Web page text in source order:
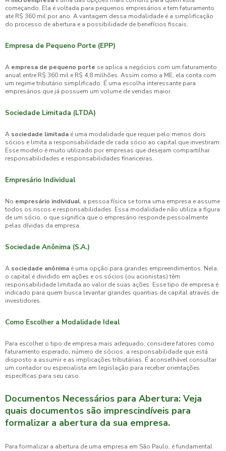
começando. Ela é voltada para pequenos empresários e tem faturamento
até R$ 360 mil por ano. A vantagem dessa modalidade é a simplificação
do processo de abertura e a possibilidade de benefícios fiscais.
Empresa de Pequeno Porte (EPP)
A empresa de pequeno porte se aplica a negócios com um faturamento
anual entre R$ 360 mil e R$ 4,8 milhões. Assim como a ME, ela conta com
um regime tributário simplificado. É uma escolha interessante para
empresários que já possuem um volume de vendas maior.
Sociedade Limitada (LTDA)
A sociedade limitada é uma modalidade que requer pelo menos dois
sócios e limita a responsabilidade de cada sócio ao capital que investiram.
Esse modelo é muito utilizado por empresas que desejam compartilhar
responsabilidades e responsabilidades financeiras.
Empresário Individual
No empresário individual, a pessoa física se torna uma empresa e assume
todos os riscos e responsabilidades. Essa modalidade não utiliza a figura
de um sócio, o que significa que o empresário responde pessoalmente
pelas dívidas da empresa.
Sociedade Anônima (S.A.)
A sociedade anônima é uma opção para grandes empreendimentos. Nela,
o capital é dividido em ações e os sócios (ou acionistas) têm
responsabilidade limitada ao valor de suas ações. Esse tipo de empresa é
indicado para quem busca levantar grandes quantias de capital através de
investidores.
Como Escolher a Modalidade Ideal
Para escolher o tipo de empresa mais adequado, considere fatores como
faturamento esperado, número de sócios, a responsabilidade que está
disposto a assumir e as implicações tributárias. É aconselhável consultar
um contador ou especialista em legislação para receber orientações
específicas para seu caso.
Documentos Necessários para Abertura: Veja
quais documentos são imprescindíveis para
formalizar a abertura da sua empresa.
Para formalizar a abertura de uma empresa em São Paulo, é fundamental